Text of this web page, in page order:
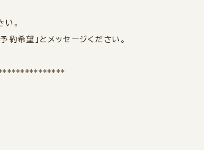
い。
約希望」とメッセージください。